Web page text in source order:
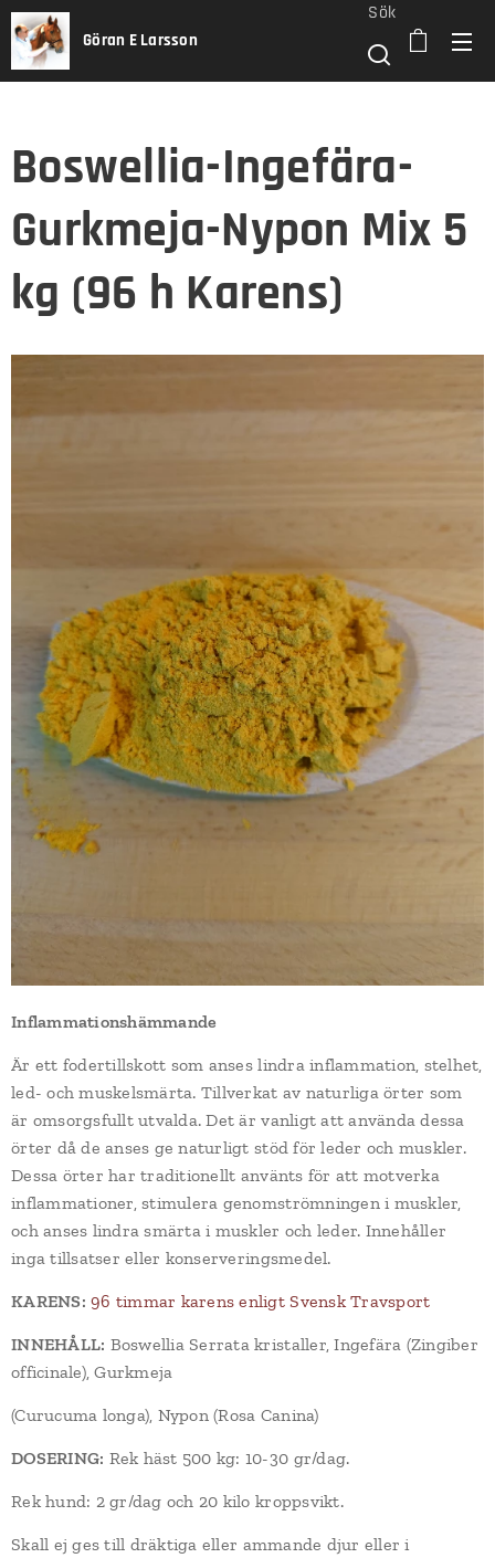
Göran E Larsson
Sök
Boswellia-Ingefära-
Gurkmeja-Nypon Mix 5
kg (96 h Karens)
Inflammationshämmande
Är ett fodertillskott som anses lindra inflammation, stelhet,
led- och muskelsmärta. Tillverkat av naturliga örter som
är omsorgsfullt utvalda. Det är vanligt att använda dessa
örter då de anses ge naturligt stöd för leder och muskler.
Dessa örter har traditionellt använts för att motverka
inflammationer, stimulera genomströmningen i muskler,
och anses lindra smärta i muskler och leder. Innehåller
inga tillsatser eller konserveringsmedel.
KARENS: 96 timmar karens enligt Svensk Travsport
INNEHÅLL: Boswellia Serrata kristaller, Ingefära (Zingiber
officinale), Gurkmeja
(Curucuma longa), Nypon (Rosa Canina)
DOSERING: Rek häst 500 kg: 10-30 gr/dag.
Rek hund: 2 gr/dag och 20 kilo kroppsvikt.
Skall ej ges till dräktiga eller ammande djur eller i